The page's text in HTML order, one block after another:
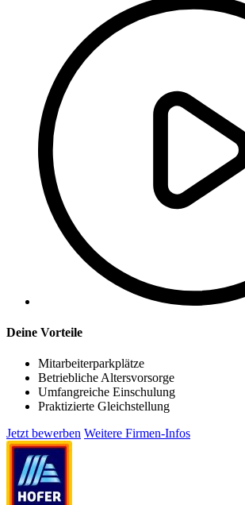
Deine Vorteile
Mitarbeiterparkplätze
Betriebliche Altersvorsorge
Umfangreiche Einschulung
Praktizierte Gleichstellung
Jetzt bewerben Weitere Firmen-Infos